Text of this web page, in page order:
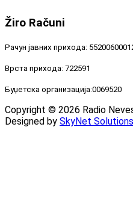
Žiro Računi
Рачун јавних прихода:
Врста прихода: 722591
Буџетска организација:0069520
Copyright © 2026 Radio
Designed by SkyNet Solutions